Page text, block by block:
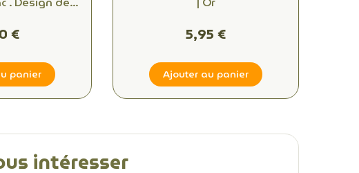
€
panier
5,95 €
Ajouter au panier
intéresser